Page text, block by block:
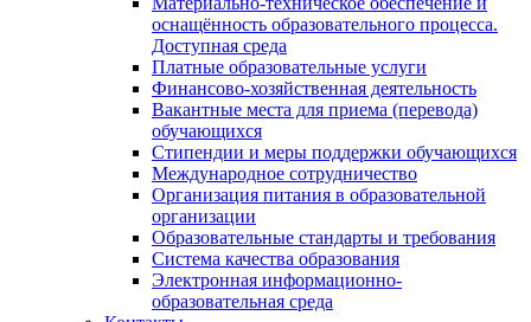
оснащённость образовательного процесса.
Доступная среда
Платные образовательные услуги
Финансово-хозяйственная деятельность
Вакантные места для приема (перевода)
обучающихся
Стипендии и меры поддержки обучающихся
Международное сотрудничество
Организация питания в образовательной
организации
Образовательные стандарты и требования
Система качества образования
Электронная информационно-
образовательная среда